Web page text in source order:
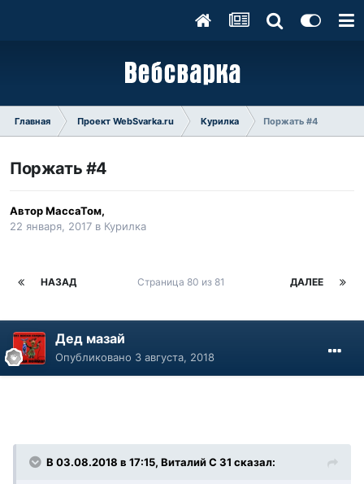
Главная Проект WebSvarka.ru Курилка Поржать #4
Поржать #4
АвторМассаТом,
22 января, 2017 в Курилка
НАЗАД ДАЛЕЕ
Страница 80 из 81
Дед мазай
Опубликовано 3 августа, 2018
В 03.08.2018 в 17:15, Виталий С 31 сказал: